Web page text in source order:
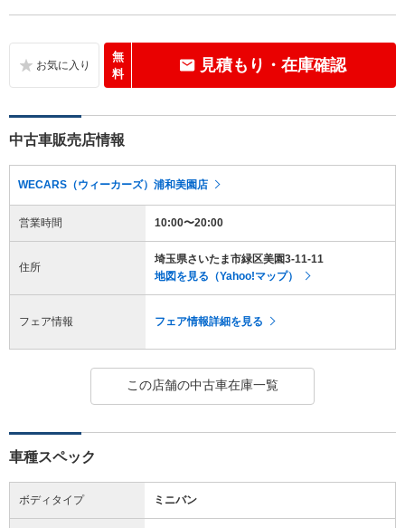
無
料
見積もり・在庫確認
中古車販売店情報
WECARS（ウィーカーズ）浦和美園店
営業時間 10:00〜20:00
住所
埼玉県さいたま市緑区美園3-11-11
地図を見る（Yahoo!マップ）
フェア情報 フェア情報詳細を見る
この店舗の中古車在庫一覧
車種スペック
ボディタイプ ミニバン